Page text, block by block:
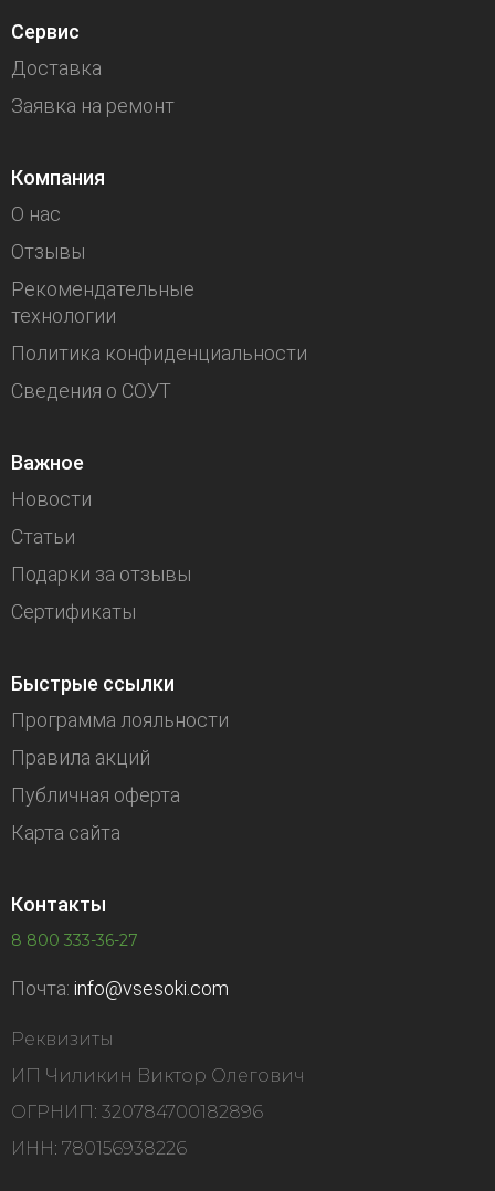
Сервис
Доставка
Заявка на ремонт
Компания
О нас
Отзывы
Рекомендательные
технологии
Политика конфиденциальности
Сведения о СОУТ
Важное
Новости
Статьи
Подарки за отзывы
Сертификаты
Быстрые ссылки
Программа лояльности
Правила акций
Публичная оферта
Карта сайта
Контакты
8 800 333-36-27
Почта: info@vsesoki.com
Реквизиты
ИП Чиликин Виктор Олегович
ОГРНИП: 320784700182896
ИНН: 780156938226